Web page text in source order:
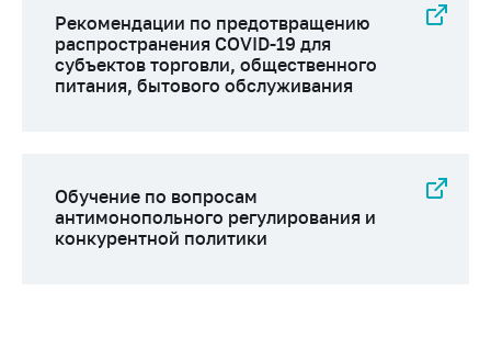
субъектов торговли,
общественного
питания, бытового
обслуживания
регулирования и
конкурентной
политики
Рекомендации по предотвращению
распространения COVID-19 для
субъектов торговли, общественного
питания, бытового обслуживания
Обучение по вопросам
антимонопольного регулирования и
конкурентной политики